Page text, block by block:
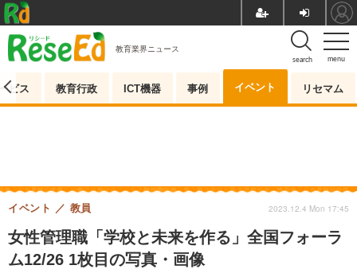
menu
search
教育業界ニュース
ビス 教育行政 ICT機器 事例 イベント リセマム
女性管理職「学校と未来を作る」全国フォーラ
ム12/26 1枚目の写真・画像
イベント 教員 2023.12.4 Mon 17:45